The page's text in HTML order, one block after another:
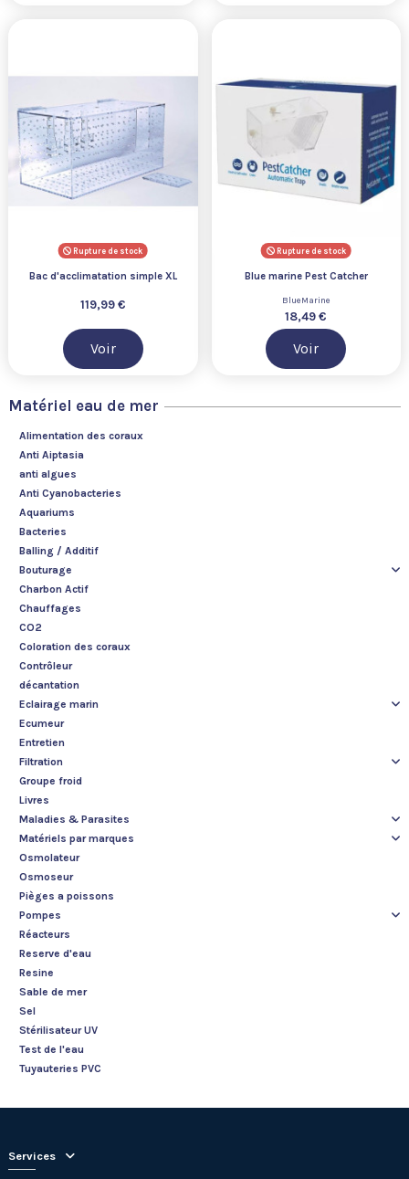
Rupture de stock
Bac d'acclimatation simple XL
119,99 €
Voir
Rupture de stock
Blue marine Pest Catcher
BlueMarine
18,49 €
Voir
Matériel eau de mer
Alimentation des coraux
Anti Aiptasia
anti algues
Anti Cyanobacteries
Aquariums
Bacteries
Balling / Additif
Bouturage
Charbon Actif
Chauffages
CO2
Coloration des coraux
Contrôleur
décantation
Eclairage marin
Ecumeur
Entretien
Filtration
Groupe froid
Livres
Maladies & Parasites
Matériels par marques
Osmolateur
Osmoseur
Pièges a poissons
Pompes
Réacteurs
Reserve d'eau
Resine
Sable de mer
Sel
Stérilisateur UV
Test de l'eau
Tuyauteries PVC
Services